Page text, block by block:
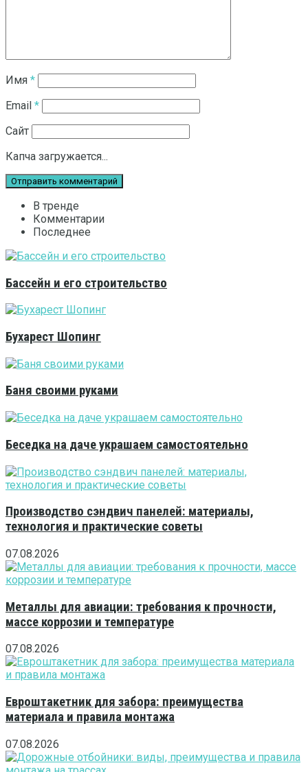
Имя *
Email *
Сайт
Капча загружается...
В тренде
Комментарии
Последнее
Бассейн и его строительство
Бухарест Шопинг
Баня своими руками
Беседка на даче украшаем самостоятельно
Производство сэндвич панелей: материалы,
технология и практические советы
07.08.2026
Металлы для авиации: требования к прочности,
массе коррозии и температуре
07.08.2026
Евроштакетник для забора: преимущества
материала и правила монтажа
07.08.2026